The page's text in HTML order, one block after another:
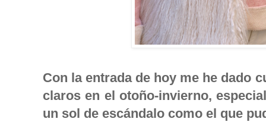
Con la entrada de hoy me he dado
claros en el otoño-invierno,
un sol de escándalo como el que